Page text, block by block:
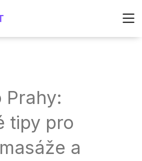
Prahy:
tipy pro
a